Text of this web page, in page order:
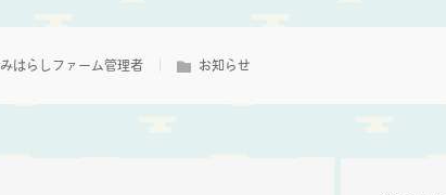
みはらしファーム管理者 お知らせ